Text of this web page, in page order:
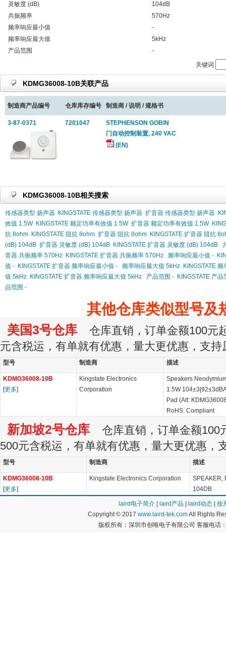
灵敏度 (dB)
104dB
共振频率
570Hz
频率响应最小值
-
频率响应最大值
5kHz
产品范围
-
关键词
KDMG36008-10B关联产品
制造商产品编号 仓库库存编号 制造商 / 说明 / 规格书
3-87-0371 7201047
STEPHENSON GOBIN
门自动控制装置, 240 VAC
(EN)
KDMG36008-10B相关搜索
传感器类型 扬声器 KINGSTATE 传感器类型 扬声器 扩音器 传感器类型 扬声器
效值 1.5W KINGSTATE 额定功率有效值 1.5W 扩音器 额定功率有效值 1.5W
抗 8ohm KINGSTATE 阻抗 8ohm 扩音器 阻抗 8ohm KINGSTATE 扩音器 阻抗
(dB) 104dB 扩音器 灵敏度 (dB) 104dB KINGSTATE 扩音器 灵敏度 (dB) 104dB
音器 共振频率 570Hz KINGSTATE 扩音器 共振频率 570Hz 频率响应最小值 -
值 - KINGSTATE 扩音器 频率响应最小值 - 频率响应最大值 5kHz KINGSTATE
值 5kHz KINGSTATE 扩音器 频率响应最大值 5kHz 产品范围 - KINGSTATE 产品
品范围 -
其他仓库类似型号及
美国3号仓库 仓库直销，订单金额100元
元含税运，有单就有优惠，量大更优惠，支持
型号 制造商 描述
KDMG36008-10B
[更多]
Kingstate Electronics
Corporation
Speakers
1.5W
Pad (Alt:
RoHS: Compliant
新加坡2号仓库 仓库直销，订单金额100
500元含税运，有单就有优惠，量大更优惠，
型号 制造商 描述
KDMG36008-10B
[更多]
Kingstate Electronics Corporation
SPEAKER,
104DB
laird电子简介 laird产品 laird动态
按
Copyright © 2017 www.laird-tek.comAll Rights
版权所有：深圳市创唯电子有限公司 客服电话